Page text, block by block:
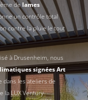
de lames
un contrôle total
contre la pluie le tout
à Drusenheim, nous
signées Art
les ateliers de
la LUX Ventury